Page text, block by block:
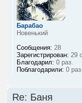
Барабао
Новенький
Сообщения: 28
Зарегистрирован: 29
Благодарил: 0 раз.
Поблагодарили: 0 раз.
Re: Баня